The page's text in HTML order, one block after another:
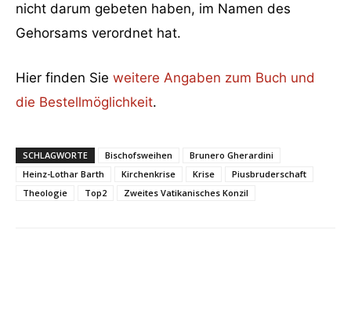
nicht darum gebeten haben, im Namen des
Gehorsams verordnet hat.
Hier finden Sie weitere Angaben zum Buch und
die Bestellmöglichkeit.
SCHLAGWORTE Bischofsweihen
Brunero Gherardini
Heinz-Lothar Barth
Kirchenkrise Krise
Piusbruderschaft
Theologie
Top2 Zweites Vatikanisches Konzil